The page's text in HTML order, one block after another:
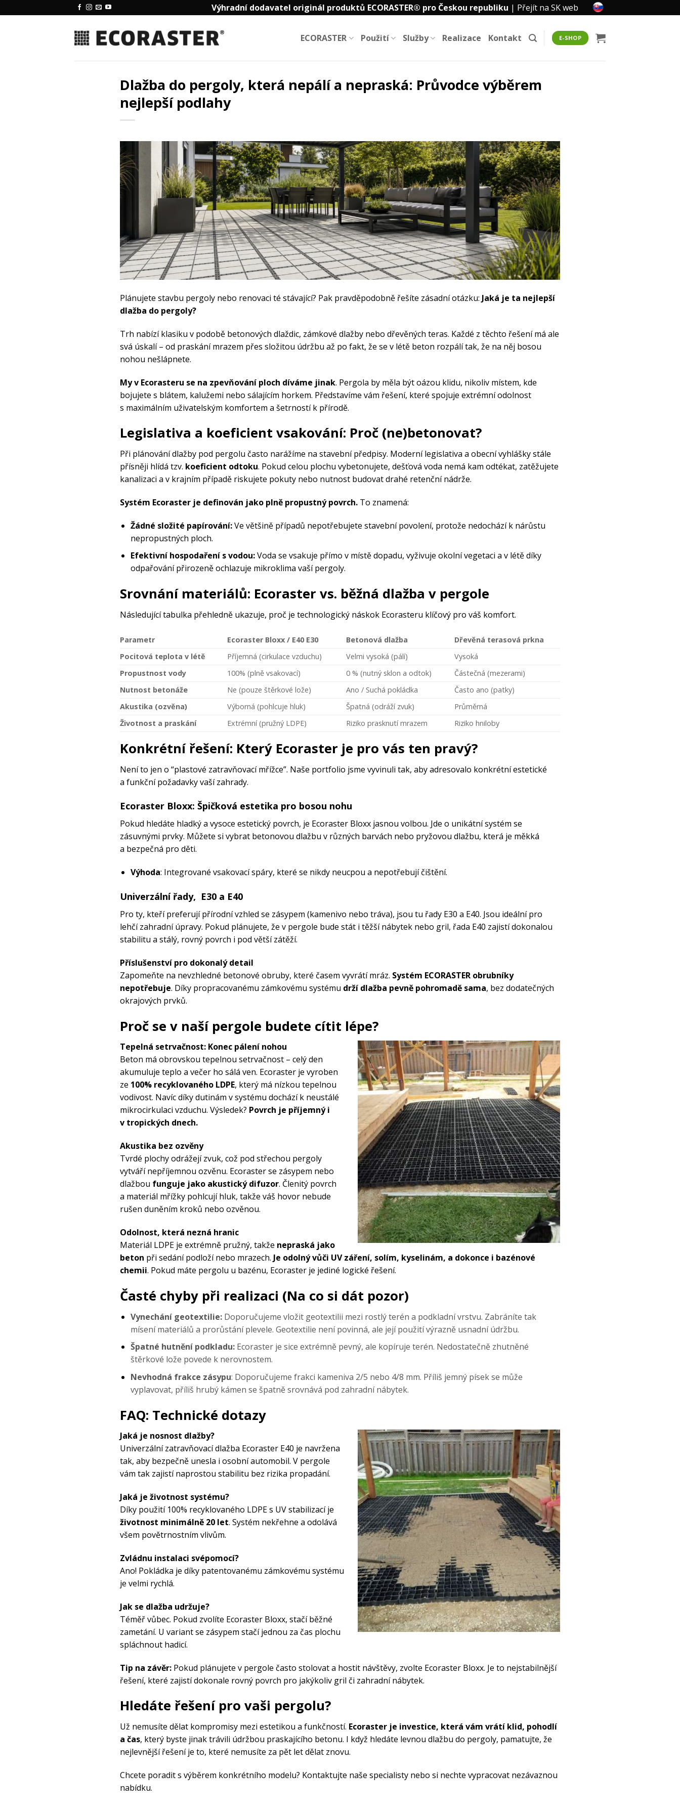
na
Výhradní dodavatel originál produktů ECORASTER® pro Českou republiku | Přejít na SK web
ECORASTER Použití Služby Realizace Kontakt E-SHOP
Dlažba do pergoly, která nepálí a nepraská: Průvodce výběrem
nejlepší podlahy
Plánujete stavbu pergoly nebo renovaci té stávající? Pak pravděpodobně řešíte zásadní otázku: Jaká je ta nejlepší
dlažba do pergoly?
Trh nabízí klasiku v podobě betonových dlaždic, zámkové dlažby nebo dřevěných teras. Každé z těchto řešení má ale
svá úskalí – od praskání mrazem přes složitou údržbu až po fakt, že se v létě beton rozpálí tak, že na něj bosou
nohou nešlápnete.
My v Ecorasteru se na zpevňování ploch díváme jinak. Pergola by měla být oázou klidu, nikoliv místem, kde
bojujete s blátem, kalužemi nebo sálajícím horkem. Představíme vám řešení, které spojuje extrémní odolnost
s maximálním uživatelským komfortem a šetrností k přírodě.
Legislativa a koeficient vsakování: Proč (ne)betonovat?
Při plánování dlažby pod pergolu často narážíme na stavební předpisy. Moderní legislativa a obecní vyhlášky stále
přísněji hlídá tzv. koeficient odtoku. Pokud celou plochu vybetonujete, dešťová voda nemá kam odtékat, zatěžujete
kanalizaci a v krajním případě riskujete pokuty nebo nutnost budovat drahé retenční nádrže.
Systém Ecoraster je definován jako plně propustný povrch. To znamená:
Žádné složité papírování:Ve většině případů nepotřebujete stavební povolení, protože nedochází k nárůstu
nepropustných ploch.
Efektivní hospodaření s vodou:Voda se vsakuje přímo v místě dopadu, vyživuje okolní vegetaci a v létě díky
odpařování přirozeně ochlazuje mikroklima vaší pergoly.
Srovnání materiálů: Ecoraster vs. běžná dlažba v pergole
Následující tabulka přehledně ukazuje, proč je technologický náskok Ecorasteru klíčový pro váš komfort.
Parametr Ecoraster Bloxx / E40 E30 Betonová dlažba
Dřevěná terasová prkna
Pocitová teplota v létě
Příjemná (cirkulace vzduchu) Velmi vysoká (pálí)
Vysoká
Propustnost vody
100% (plně vsakovací) 0 % (nutný sklon a odtok)
Částečná (mezerami)
Nutnost betonáže
Ne (pouze štěrkové lože) Ano / Suchá pokládka
Často ano (patky)
Akustika (ozvěna)
Výborná (pohlcuje hluk) Špatná (odráží zvuk)
Průměrná
Životnost a praskání
Extrémní (pružný LDPE) Riziko prasknutí mrazem Riziko hniloby
Konkrétní řešení: Který Ecoraster je pro vás ten pravý?
Není to jen o “plastové zatravňovací mřížce”. Naše portfolio jsme vyvinuli tak, aby adresovalo konkrétní estetické
a funkční požadavky vaší zahrady.
Ecoraster Bloxx: Špičková estetika pro bosou nohu
Pokud hledáte hladký a vysoce estetický povrch, je Ecoraster Bloxx jasnou volbou. Jde o unikátní systém se
zásuvnými prvky. Můžete si vybrat betonovou dlažbu v různých barvách nebo pryžovou dlažbu, která je měkká
a bezpečná pro děti.
Výhoda: Integrované vsakovací spáry, které se nikdy neucpou a nepotřebují čištění.
Univerzální řady, E30 a E40
Pro ty, kteří preferují přírodní vzhled se zásypem (kamenivo nebo tráva), jsou tu řady E30 a E40. Jsou ideální pro
lehčí zahradní úpravy. Pokud plánujete, že v pergole bude stát i těžší nábytek nebo gril, řada E40 zajistí dokonalou
stabilitu a stálý, rovný povrch i pod větší zátěží.
Příslušenství pro dokonalý detail
Zapomeňte na nevzhledné betonové obruby, které časem vyvrátí mráz. Systém ECORASTER obrubníky
nepotřebuje. Díky propracovanému zámkovému systému drží dlažba pevně pohromadě sama, bez dodatečných
okrajových prvků.
Proč se v naší pergole budete cítit lépe?
Tepelná setrvačnost: Konec pálení nohou
Beton má obrovskou tepelnou setrvačnost – celý den
akumuluje teplo a večer ho sálá ven. Ecoraster je vyroben
ze 100% recyklovaného LDPE, který má nízkou tepelnou
vodivost. Navíc díky dutinám v systému dochází k neustálé
mikrocirkulaci vzduchu. Výsledek? Povrch je příjemný i
v tropických dnech.
Akustika bez ozvěny
Tvrdé plochy odrážejí zvuk, což pod střechou pergoly
vytváří nepříjemnou ozvěnu. Ecoraster se zásypem nebo
dlažbou funguje jako akustický difuzor. Členitý povrch
a materiál mřížky pohlcují hluk, takže váš hovor nebude
rušen duněním kroků nebo ozvěnou.
Odolnost, která nezná hranic
Materiál LDPE je extrémně pružný, takže nepraská jako
beton při sedání podloží nebo mrazech. Je odolný vůči UV záření, solím, kyselinám, a dokonce i bazénové
chemii. Pokud máte pergolu u bazénu, Ecoraster je jediné logické řešení.
Časté chyby při realizaci (Na co si dát pozor)
Vynechání geotextilie:Doporučujeme vložit geotextilii mezi rostlý terén a podkladní vrstvu. Zabráníte tak
mísení materiálů a prorůstání plevele. Geotextilie není povinná, ale její použití výrazně usnadní údržbu.
Špatné hutnění podkladu:Ecoraster je sice extrémně pevný, ale kopíruje terén. Nedostatečně zhutněné
štěrkové lože povede k nerovnostem.
Nevhodná frakce zásypu: Doporučujeme frakci kameniva 2/5 nebo 4/8 mm. Příliš jemný písek se může
vyplavovat, příliš hrubý kámen se špatně srovnává pod zahradní nábytek.
FAQ: Technické dotazy
Jaká je nosnost dlažby?
Univerzálnízatravňovací dlažba Ecoraster E40 je navržena
tak, aby bezpečně unesla i osobní automobil. V pergole
vám tak zajistí naprostou stabilitu bez rizika propadání.
Jaká je životnost systému?
Díky použití 100% recyklovaného LDPE s UV stabilizací je
životnost minimálně 20 let. Systém nekřehne a odolává
všem povětrnostním vlivům.
Zvládnu instalaci svépomocí?
Ano! Pokládka je díky patentovanému zámkovému systému
je velmi rychlá.
Jak se dlažba udržuje?
Téměř vůbec. Pokud zvolíte Ecoraster Bloxx, stačí běžné
zametání. U variant se zásypem stačí jednou za čas plochu
spláchnout hadicí.
Tip na závěr: Pokud plánujete v pergole často stolovat a hostit návštěvy, zvolte Ecoraster Bloxx. Je to nejstabilnější
řešení, které zajistí dokonale rovný povrch pro jakýkoliv gril či zahradní nábytek.
Hledáte řešení pro vaši pergolu?
Už nemusíte dělat kompromisy mezi estetikou a funkčností. Ecoraster je investice, která vám vrátí klid, pohodlí
a čas, který byste jinak trávili údržbou praskajícího betonu. I když hledáte levnou dlažbu do pergoly, pamatujte, že
nejlevnější řešení je to, které nemusíte za pět let dělat znovu.
Chcete poradit s výběrem konkrétního modelu? Kontaktujte naše specialisty nebo si nechte vypracovat nezávaznou
nabídku.
Sleva už je
skoro vaše...
Budete meziprvními, kdo se dozví o nových akcích,
ZÍSKAT SLEVU
Zásady zpracování osobních údajů